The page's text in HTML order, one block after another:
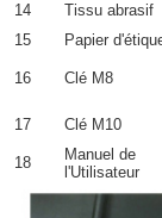
14 Tissu abrasif
15
Papier
16 Clé M8
17 Clé M10
18
Manuel de
l'Utilisateur